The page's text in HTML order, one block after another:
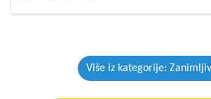
Više iz kategorije: